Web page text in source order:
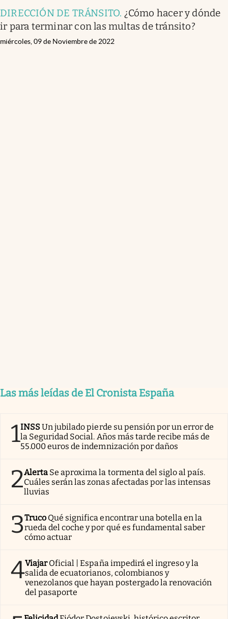
DIRECCIÓN DE TRÁNSITO. ¿Cómo hacer y dónde
ir para terminar con las multas de tránsito?
miércoles, 09 de Noviembre de 2022
Las más leídas de El Cronista España
1INSSUn jubilado pierde su pensión por un error de
la Seguridad Social. Años más tarde recibe más de
55.000 euros de indemnización por daños
2Alerta Se aproxima la tormenta del siglo al país.
Cuáles serán las zonas afectadas por las intensas
lluvias
3Truco Qué significa encontrar una botella en la
rueda del coche y por qué es fundamental saber
cómo actuar
4Viajar Oficial | España impedirá el ingreso y la
salida de ecuatorianos, colombianos y
venezolanos que hayan postergado la renovación
del pasaporte